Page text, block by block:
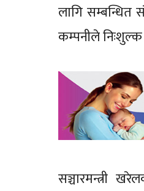
लागि
कम्पनीले
सञ्चारमन्त्री